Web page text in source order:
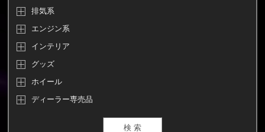
排気系
エンジン系
インテリア
グッズ
ホイール
ディーラー専売品